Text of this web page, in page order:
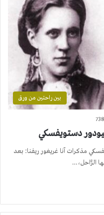
بين راحتين من ورق
738
دستويفسكي
مذكرات آنا غريغور ريفنا: بعد
الرَّاحل،…